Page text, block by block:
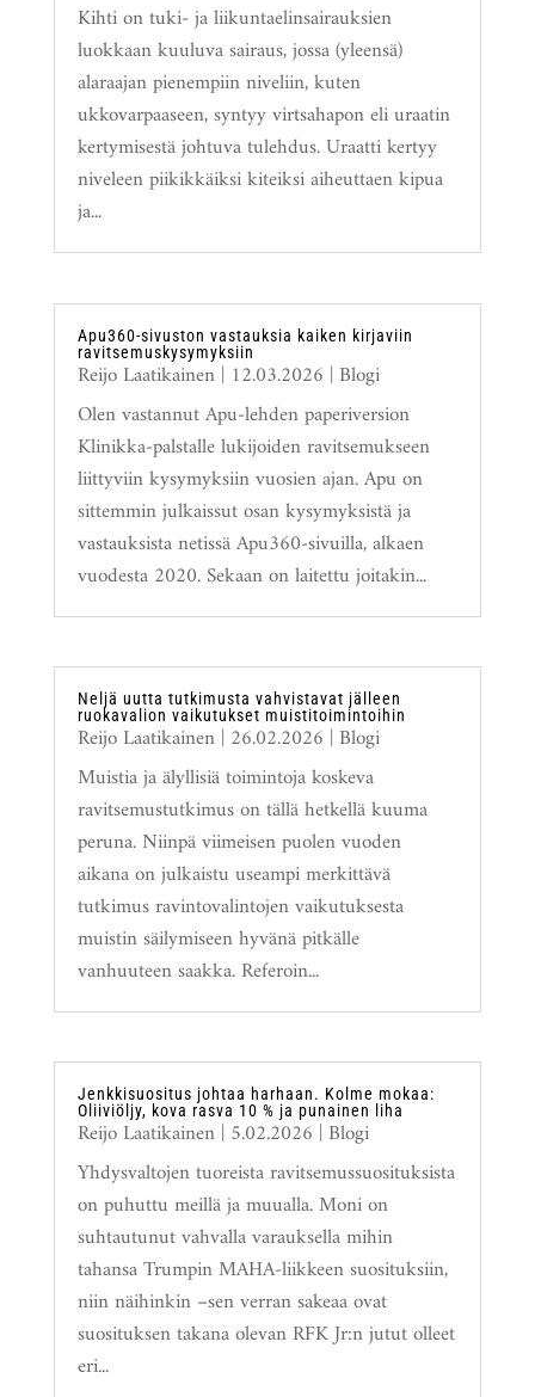
Kihti on tuki- ja liikuntaelinsairauksien
luokkaan kuuluva sairaus, jossa (yleensä)
alaraajan pienempiin niveliin, kuten
ukkovarpaaseen, syntyy virtsahapon eli uraatin
kertymisestä johtuva tulehdus. Uraatti kertyy
niveleen piikikkäiksi kiteiksi aiheuttaen kipua
ja...
Apu360-sivuston vastauksia kaiken kirjaviin
ravitsemuskysymyksiin
Reijo Laatikainen| 12.03.2026 | Blogi
Olen vastannut Apu-lehden paperiversion
Klinikka-palstalle lukijoiden ravitsemukseen
liittyviin kysymyksiin vuosien ajan. Apu on
sittemmin julkaissut osan kysymyksistä ja
vastauksista netissä Apu360-sivuilla, alkaen
vuodesta 2020. Sekaan on laitettu joitakin...
Neljä uutta tutkimusta vahvistavat jälleen
ruokavalion vaikutukset muistitoimintoihin
Reijo Laatikainen| 26.02.2026 | Blogi
Muistia ja älyllisiä toimintoja koskeva
ravitsemustutkimus on tällä hetkellä kuuma
peruna. Niinpä viimeisen puolen vuoden
aikana on julkaistu useampi merkittävä
tutkimus ravintovalintojen vaikutuksesta
muistin säilymiseen hyvänä pitkälle
vanhuuteen saakka. Referoin...
Jenkkisuositus johtaa harhaan. Kolme mokaa:
Oliiviöljy, kova rasva 10 % ja punainen liha
Reijo Laatikainen| 5.02.2026 | Blogi
Yhdysvaltojen tuoreista ravitsemussuosituksista
on puhuttu meillä ja muualla. Moni on
suhtautunut vahvalla varauksella mihin
tahansa Trumpin MAHA-liikkeen suosituksiin,
niin näihinkin –sen verran sakeaa ovat
suosituksen takana olevan RFK Jr:n jutut olleet
eri...